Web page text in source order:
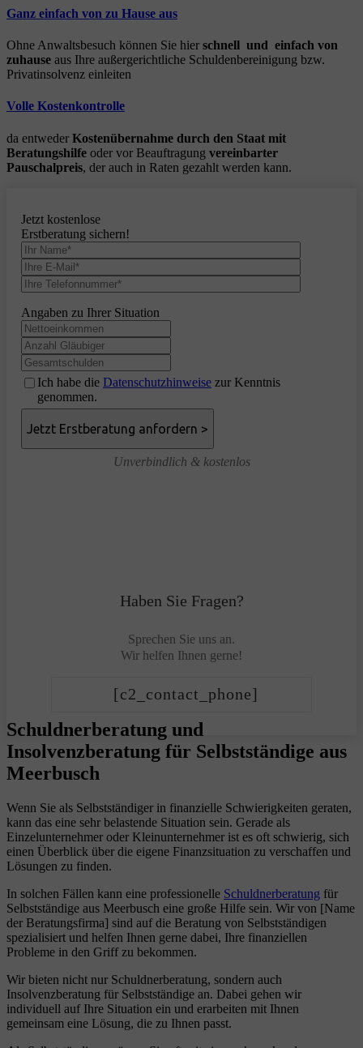
Ganz einfach von zu Hause aus
Ohne Anwaltsbesuch können Sie hier schnell und einfach von
zuhause aus Ihre außergerichtliche Schuldenbereinigung bzw.
Privatinsolvenz einleiten
Volle Kostenkontrolle
da entweder Kostenübernahme durch den Staat mit
Beratungshilfe oder vor Beauftragung vereinbarter
Pauschalpreis, der auch in Raten gezahlt werden kann.
Jetzt kostenlose
Erstberatung sichern!
Angaben zu Ihrer Situation
Ich habe die Datenschutzhinweise zur Kenntnis
genommen.
Unverbindlich & kostenlos
Haben Sie Fragen?
Sprechen Sie uns an.
Wir helfen Ihnen gerne!
[c2_contact_phone]
Schuldnerberatung und
Insolvenzberatung für Selbstständige aus
Meerbusch
Wenn Sie als Selbstständiger in finanzielle Schwierigkeiten geraten,
kann das eine sehr belastende Situation sein. Gerade als
Einzelunternehmer oder Kleinunternehmer ist es oft schwierig, sich
einen Überblick über die eigene Finanzsituation zu verschaffen und
Lösungen zu finden.
In solchen Fällen kann eine professionelle Schuldnerberatung für
Selbstständige aus Meerbusch eine große Hilfe sein. Wir von [Name
der Beratungsfirma] sind auf die Beratung von Selbstständigen
spezialisiert und helfen Ihnen gerne dabei, Ihre finanziellen
Probleme in den Griff zu bekommen.
Wir bieten nicht nur Schuldnerberatung, sondern auch
Insolvenzberatung für Selbstständige an. Dabei gehen wir
individuell auf Ihre Situation ein und erarbeiten mit Ihnen
gemeinsam eine Lösung, die zu Ihnen passt.